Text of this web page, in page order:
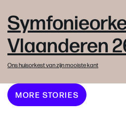
Vlaanderen
Ons huisorkest van zijn mooiste kant
MORE STORIES